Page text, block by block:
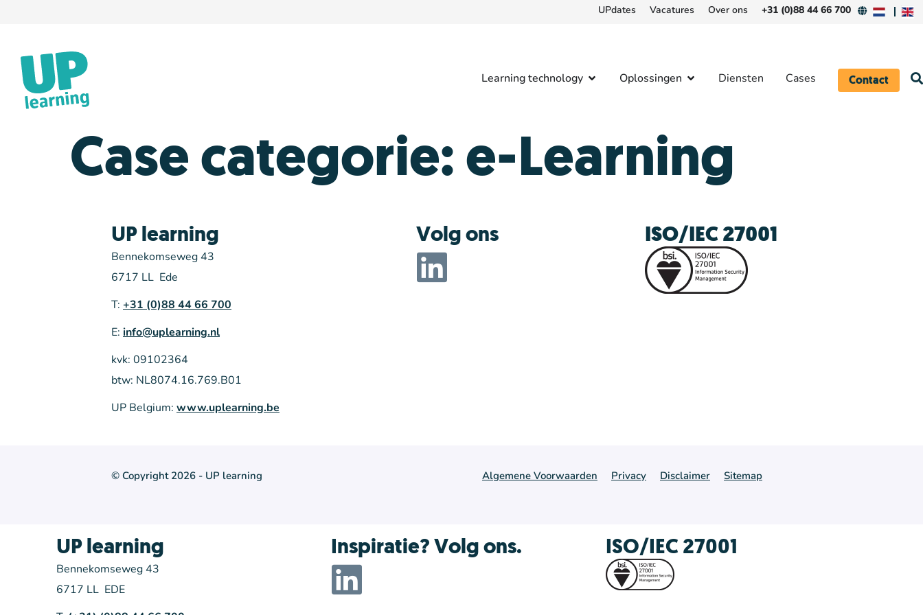
UPdates Vacatures Over ons +31 (0)88 44 66 700
Learning technology Oplossingen Diensten Cases Contact
Case categorie: e-Learning
UP learning
Bennekomseweg 43
6717 LL Ede
T: +31 (0)88 44 66 700
E: info@uplearning.nl
kvk: 09102364
btw: NL8074.16.769.B01
UP Belgium: www.uplearning.be
Volg ons ISO/IEC 27001
© Copyright 2026 - UP learning Algemene Voorwaarden Privacy Disclaimer Sitemap
UP learning
Bennekomseweg 43
6717 LL EDE
Inspiratie? Volg ons. ISO/IEC 27001